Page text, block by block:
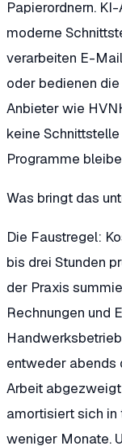
Papierordnern.
moderne
verarbeiten E-
oder bedienen
Anbieter wie
keine
Programme
Was bringt das
Die Faustregel:
bis drei Stunden
der Praxis
Rechnungen und
entweder abends
Arbeit abgezweigt
amortisiert sich in
weniger Monate.